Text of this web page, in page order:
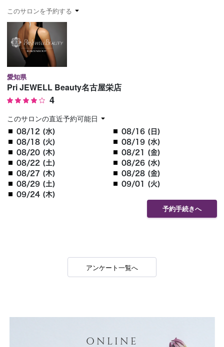
このサロンを予約する
愛知県
Pri JEWELL Beauty名古屋栄店
4
このサロンの直近予約可能日
08/12 (水)
08/16 (日)
08/18 (火)
08/19 (水)
08/20 (木)
08/21 (金)
08/22 (土)
08/26 (水)
08/27 (木)
08/28 (金)
08/29 (土)
09/01 (火)
09/24 (木)
予約手続きへ
アンケート一覧へ
ONLINE